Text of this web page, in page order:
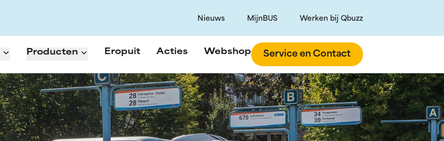
Nieuws MijnBUS Werken bij Qbuzz
Producten Eropuit Acties Webshop Service en Contact